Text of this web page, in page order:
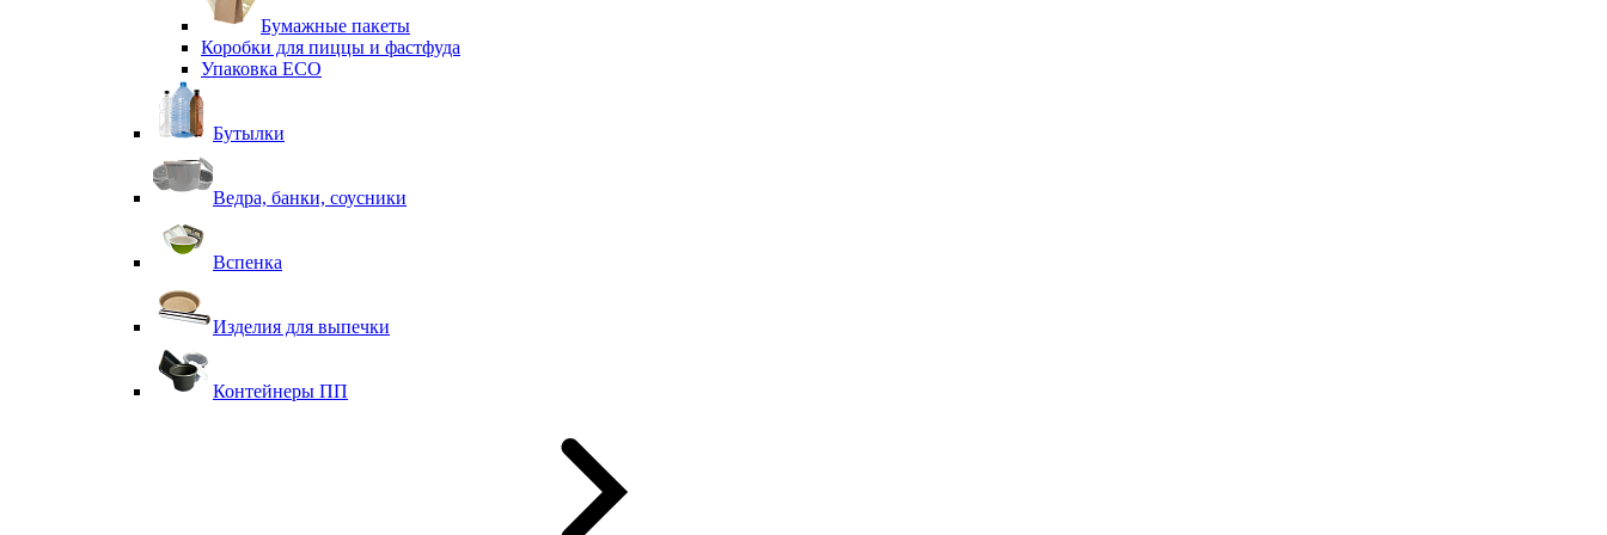
Бумажные пакеты
Коробки для пиццы и фастфуда
Упаковка ECO
Бутылки
Ведра, банки, соусники
Вспенка
Изделия для выпечки
Контейнеры ПП